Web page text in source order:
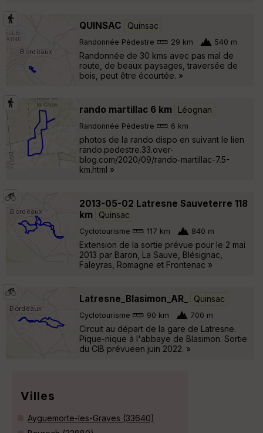
QUINSAC Quinsac
Randonnée Pédestre 29 km 540 m
Randonnée de 30 kms avec pas mal de
route, de beaux paysages, traversée de
bois, peut être écourtée. »
rando martillac 6 km Léognan
Randonnée Pédestre 6 km
photos de la rando dispo en suivant le lien
rando.pedestre.33.over-
blog.com/2020/09/rando-martillac-7.5-
km.html »
2013-05-02 Latresne Sauveterre 118
km
Quinsac
Cyclotourisme 117 km 840 m
Extension de la sortie prévue pour le 2 mai
2013 par Baron, La Sauve, Blésignac,
Faleyras, Romagne et Frontenac »
Latresne_Blasimon_AR_ Quinsac
Cyclotourisme 90 km 700 m
Circuit au départ de la gare de Latresne.
Pique-nique à l'abbaye de Blasimon. Sortie
du CIB prévueen juin 2022. »
Villes
Ayguemorte-les-Graves (33640)